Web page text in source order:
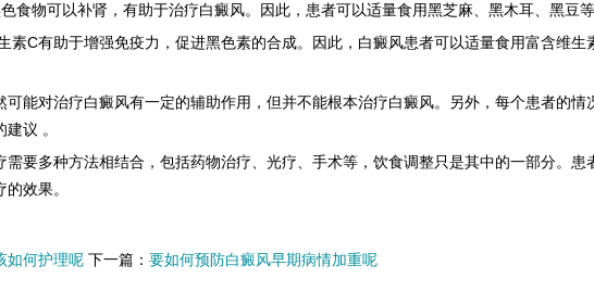
物可以补肾，有助于治疗白癜风。因此，患者可以适量食用黑芝麻、黑木耳、黑豆等
C有助于增强免疫力，促进黑色素的合成。因此，白癜风患者可以适量食用富含维生
对治疗白癜风有一定的辅助作用，但并不能根本治疗白癜风。另外，每个患者的情
议 。
多种方法相结合，包括药物治疗、光疗、手术等，饮食调整只是其中的一部分。患
效果。
如何护理呢下一篇： 要如何预防白癜风早期病情加重呢